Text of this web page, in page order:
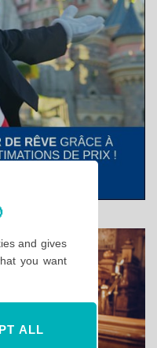
and gives
you want
ALL